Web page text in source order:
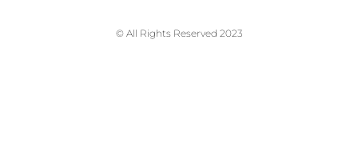
© All Rights Reserved 2023